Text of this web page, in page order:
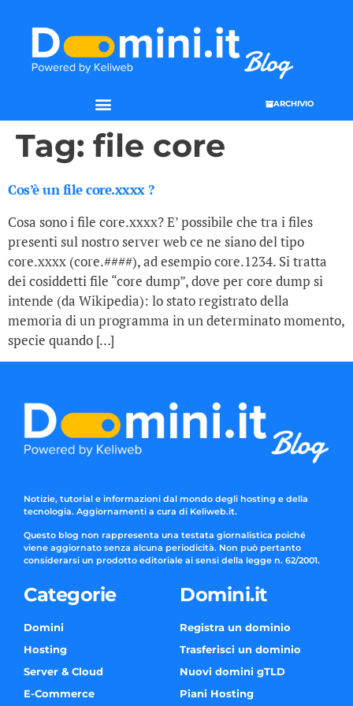
ARCHIVIO
Tag: file core
Cos’è un file core.xxxx ?
Cosa sono i file core.xxxx? E’ possibile che tra i files
presenti sul nostro server web ce ne siano del tipo
core.xxxx (core.####), ad esempio core.1234. Si tratta
dei cosiddetti file “core dump”, dove per core dump si
intende (da Wikipedia): lo stato registrato della
memoria di un programma in un determinato momento,
specie quando […]
Notizie, tutorial e informazioni dal mondo degli hosting e della
tecnologia. Aggiornamenti a cura di Keliweb.it.
Questo blog non rappresenta una testata giornalistica poiché
viene aggiornato senza alcuna periodicità. Non può pertanto
considerarsi un prodotto editoriale ai sensi della legge n. 62/2001.
Categorie
Domini
Hosting
Server & Cloud
E-Commerce
Domini.it
Registra un dominio
Trasferisci un dominio
Nuovi domini gTLD
Piani Hosting